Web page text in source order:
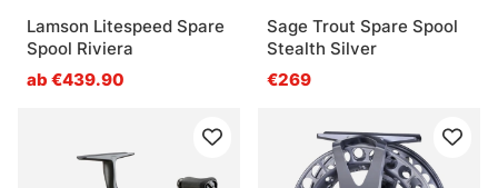
Lamson Litespeed Spare
Spool Riviera
ab €439.90
Sage Trout Spare Spool
Stealth Silver
€269